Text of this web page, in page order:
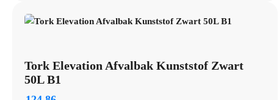
Tork Elevation Afvalbak Kunststof Zwart
50L B1